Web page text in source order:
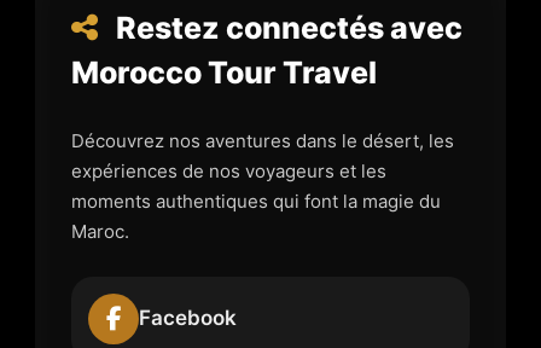
Restez connectés avec
Morocco Tour Travel
Découvrez nos aventures dans le désert, les
expériences de nos voyageurs et les
moments authentiques qui font la magie du
Maroc.
Facebook